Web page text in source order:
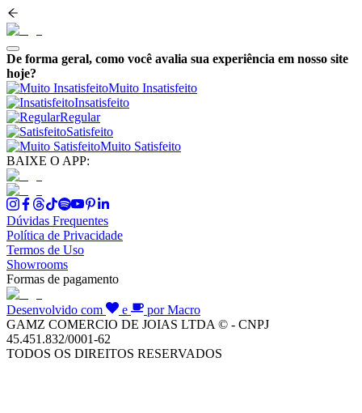
De forma geral, como você avalia sua experiência em nosso site
hoje?
Muito Insatisfeito
Insatisfeito
Regular
Satisfeito
Muito Satisfeito
BAIXE O APP:
Dúvidas Frequentes
Política de Privacidade
Termos de Uso
Showrooms
Formas de pagamento
Desenvolvido com e
por Macro
GAMZ COMERCIO DE JOIAS LTDA © - CNPJ
45.451.832/0001-62
TODOS OS DIREITOS RESERVADOS